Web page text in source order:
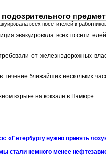
всех посетителей и
эвакуировала всех
от железнодорожных
ближайших нескольких
взрыве на вокзале в Намюре.
«Петербургу нужно принять
стали немного менее